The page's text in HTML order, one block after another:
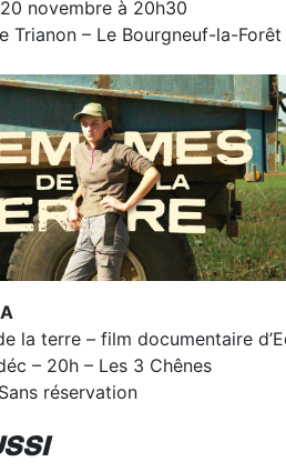
novembre à 20h30
Trianon – Le Bourgneuf-la-
la terre – film documentaire
– 20h – Les 3 Chênes
réservation